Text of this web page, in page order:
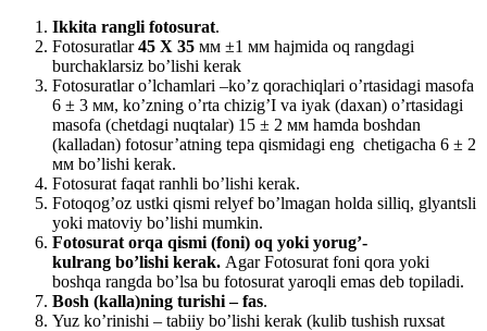
Ikkita rangli fotosurat.
Fotosuratlar45 Х 35 мм ±1 мм hajmida oq rangdagi
burchaklarsiz bo’lishi kerak
Fotosuratlar o’lchamlari –ko’z qorachiqlari o’rtasidagi masofa
6 ± 3 мм, ko’zning o’rta chizig’I va iyak (daxan) o’rtasidagi
masofa (chetdagi nuqtalar) 15 ± 2 мм hamda boshdan
(kalladan) fotosur’atning tepa qismidagi eng chetigacha 6 ± 2
мм bo’lishi kerak.
Fotosurat faqat ranhli bo’lishi kerak.
Fotoqog’oz ustki qismi relyef bo’lmagan holda silliq, glyantsli
yoki matoviy bo’lishi mumkin.
Fotosurat orqa qismi (foni) oq yoki yorug’-
kulrang bo’lishi kerak. Agar Fotosurat foni qora yoki
boshqa rangda bo’lsa bu fotosurat yaroqli emas deb topiladi.
Bosh (kalla)ning turishi – fas.
Yuz ko’rinishi – tabiiy bo’lishi kerak (kulib tushish ruxsat